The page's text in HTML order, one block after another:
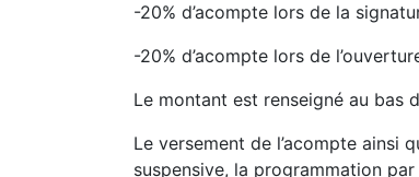
-20% d’acompte lors de la
-20% d’acompte lors de
Le montant est renseigné au bas
Le versement de l’acompte ainsi
suspensive, la programmation